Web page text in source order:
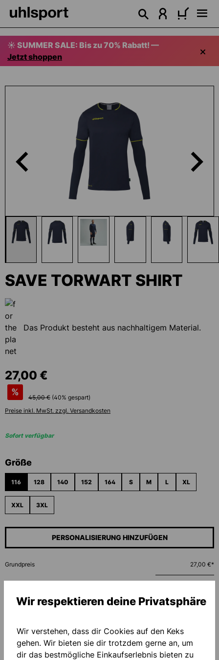
springen
☀️ SUMMER SALE: Bis zu 70% Rabatt! —
Jetzt shoppen
SAVE TORWART SHIRT
Das Produkt besteht aus nachhaltigem Material.
27,00 €
%
45,00 € (40% gespart)
Preise inkl. MwSt. zzgl. Versandkosten
Sofort verfügbar
Größeauswählen
116 128 140 152 164 S M L XL
XXL 3XL
PERSONALISIERUNG HINZUFÜGEN
Grundpreis 27,00 €*
Menge
Zum Merkzettel hinzufügen
Wir respektieren deine Privatsphäre
Wir verstehen, dass dir Cookies auf den Keks
gehen. Wir bieten sie dir trotzdem gerne an, um
dir das bestmögliche Einkaufserlebnis bieten zu